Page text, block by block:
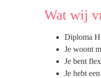
Wat wij
Diploma
Je woont
Je bent
Je hebt